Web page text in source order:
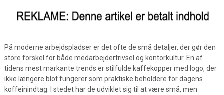
På moderne arbejdspladser er det ofte de små detaljer, der gør den
store forskel for både medarbejdertrivsel og kontorkultur. En af
tidens mest markante trends er stilfulde kaffekopper med logo, der
ikke længere blot fungerer som praktiske beholdere for dagens
koffeinindtag. I stedet har de udviklet sig til at være små, men